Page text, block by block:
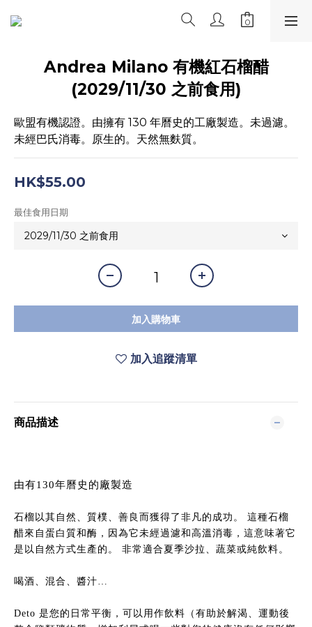
Andrea Milano 有機紅石榴醋
(2029/11/30 之前食用)
歐盟有機認證。由擁有 130 年曆史的工廠製造。未過濾。
未經巴氏消毒。原生的。天然無麩質。
HK$55.00
最佳食用日期
加入購物車
加入追蹤清單
商品描述
由有130年曆史的廠製造
石榴以其自然、質樸、善良而獲得了非凡的成功。 這種石榴
醋來自蛋白質和酶，因為它未經過濾和高溫消毒，這意味著它
是以自然方式生產的。 非常適合夏季沙拉、蔬菜或純飲料。
喝酒、混合、醬汁…
Deto 是您的日常平衡，可以用作飲料（有助於解渴、運動後